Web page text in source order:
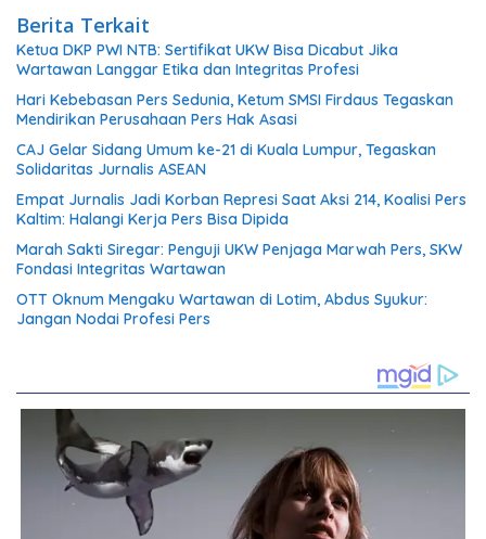
Berita Terkait
Ketua DKP PWI NTB: Sertifikat UKW Bisa Dicabut Jika
Wartawan Langgar Etika dan Integritas Profesi
Hari Kebebasan Pers Sedunia, Ketum SMSI Firdaus Tegaskan
Mendirikan Perusahaan Pers Hak Asasi
CAJ Gelar Sidang Umum ke-21 di Kuala Lumpur, Tegaskan
Solidaritas Jurnalis ASEAN
Empat Jurnalis Jadi Korban Represi Saat Aksi 214, Koalisi Pers
Kaltim: Halangi Kerja Pers Bisa Dipida
Marah Sakti Siregar: Penguji UKW Penjaga Marwah Pers, SKW
Fondasi Integritas Wartawan
OTT Oknum Mengaku Wartawan di Lotim, Abdus Syukur:
Jangan Nodai Profesi Pers